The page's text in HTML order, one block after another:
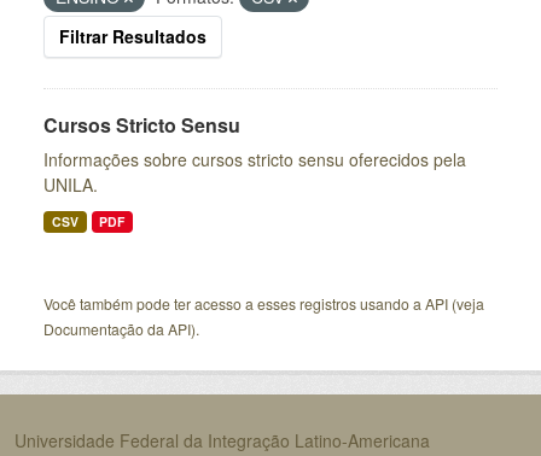
Filtrar Resultados
Cursos Stricto Sensu
Informações sobre cursos stricto sensu oferecidos pela
UNILA.
CSV PDF
Você também pode ter acesso a esses registros usando a API (veja
Documentação da API).
Universidade Federal da Integração Latino-Americana